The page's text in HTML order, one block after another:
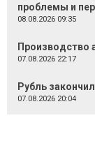
проблемы и
08.08.2026 09:35
Производство
07.08.2026 22:17
Рубль
07.08.2026 20:04